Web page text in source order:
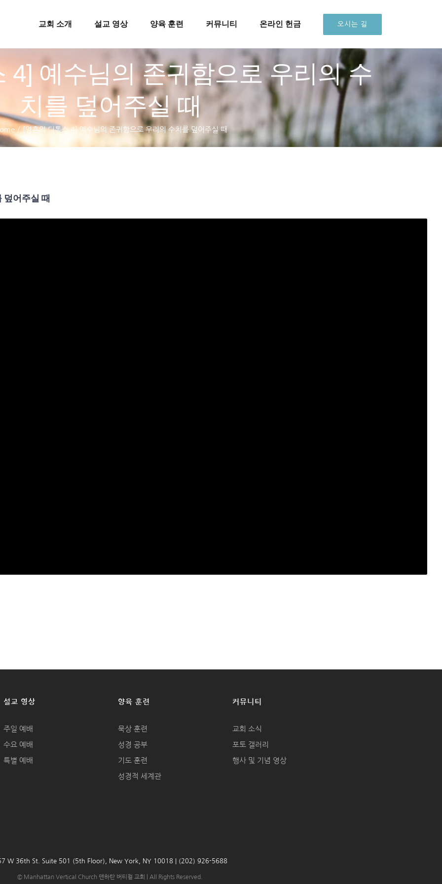
교회 소개 설교 영상 양육 훈련 커뮤니티 온라인 헌금 오시는 길
4] 예수님의 존귀함으로 우리의 수
치를 덮어주실 때
/ [영혼의 디톡스 4] 예수님의 존귀함으로 우리의 수치를 덮어주실 때
덮어주실 때
설교 영상
주일 예배
수요 예배
특별 예배
양육 훈련
묵상 훈련
성경 공부
기도 훈련
성경적 세계관
커뮤니티
교회 소식
포토 갤러리
행사 및 기념 영상
W 36th St. Suite 501 (5th Floor), New York, NY 10018 | (202) 926-5688
© Manhattan Vertical Church 맨하탄 버티컬 교회 | All Rights Reserved.